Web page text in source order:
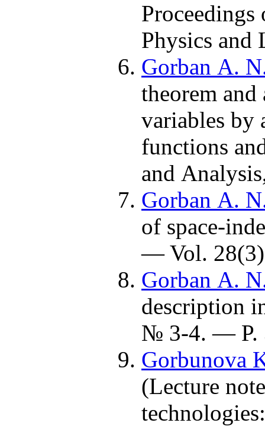
Physics
Gorban A.
theorem
variables by
functions
and
Gorban A.
of space-
— Vol.
Gorban A.
description
№ 3-4. — P.
Gorbunova
(Lecture